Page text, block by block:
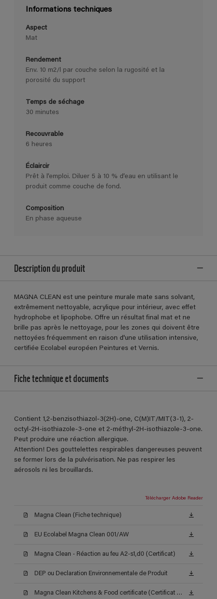
Informations techniques
Aspect
Mat
Rendement
Env. 10 m2/l par couche selon la rugosité et la
porosité du support
Temps de séchage
30 minutes
Recouvrable
6 heures
Éclaircir
Prêt à l’emploi. Diluer 5 à 10 % d’eau en utilisant le
produit comme couche de fond.
Composition
En phase aqueuse
Description du produit
MAGNA CLEAN est une peinture murale mate sans solvant,
extrêmement nettoyable, acrylique pour intérieur, avec effet
hydrophobe et lipophobe. Offre un résultat final mat et ne
brille pas après le nettoyage, pour les zones qui doivent être
nettoyées fréquemment en raison d'une utilisation intensive,
certifiée Ecolabel européen Peintures et Vernis.
Fiche technique et documents
Contient 1,2-benzisothiazol-3(2H)-one, C(M)IT/MIT(3-1), 2-
octyl-2H-isothiazole-3-one et 2-méthyl-2H-isothiazole-3-one.
Peut produire une réaction allergique.
Attention! Des gouttelettes respirables dangereuses peuvent
se former lors de la pulvérisation. Ne pas respirer les
aérosols ni les brouillards.
Télécharger Adobe Reader
Magna Clean (Fiche technique)
EU Ecolabel Magna Clean 001/AW
Magna Clean - Réaction au feu A2-s1,d0 (Certificat)
DEP ou Declaration Environnementale de Produit
Magna Clean Kitchens & Food certificate (Certificat alimentaire ISEGA)